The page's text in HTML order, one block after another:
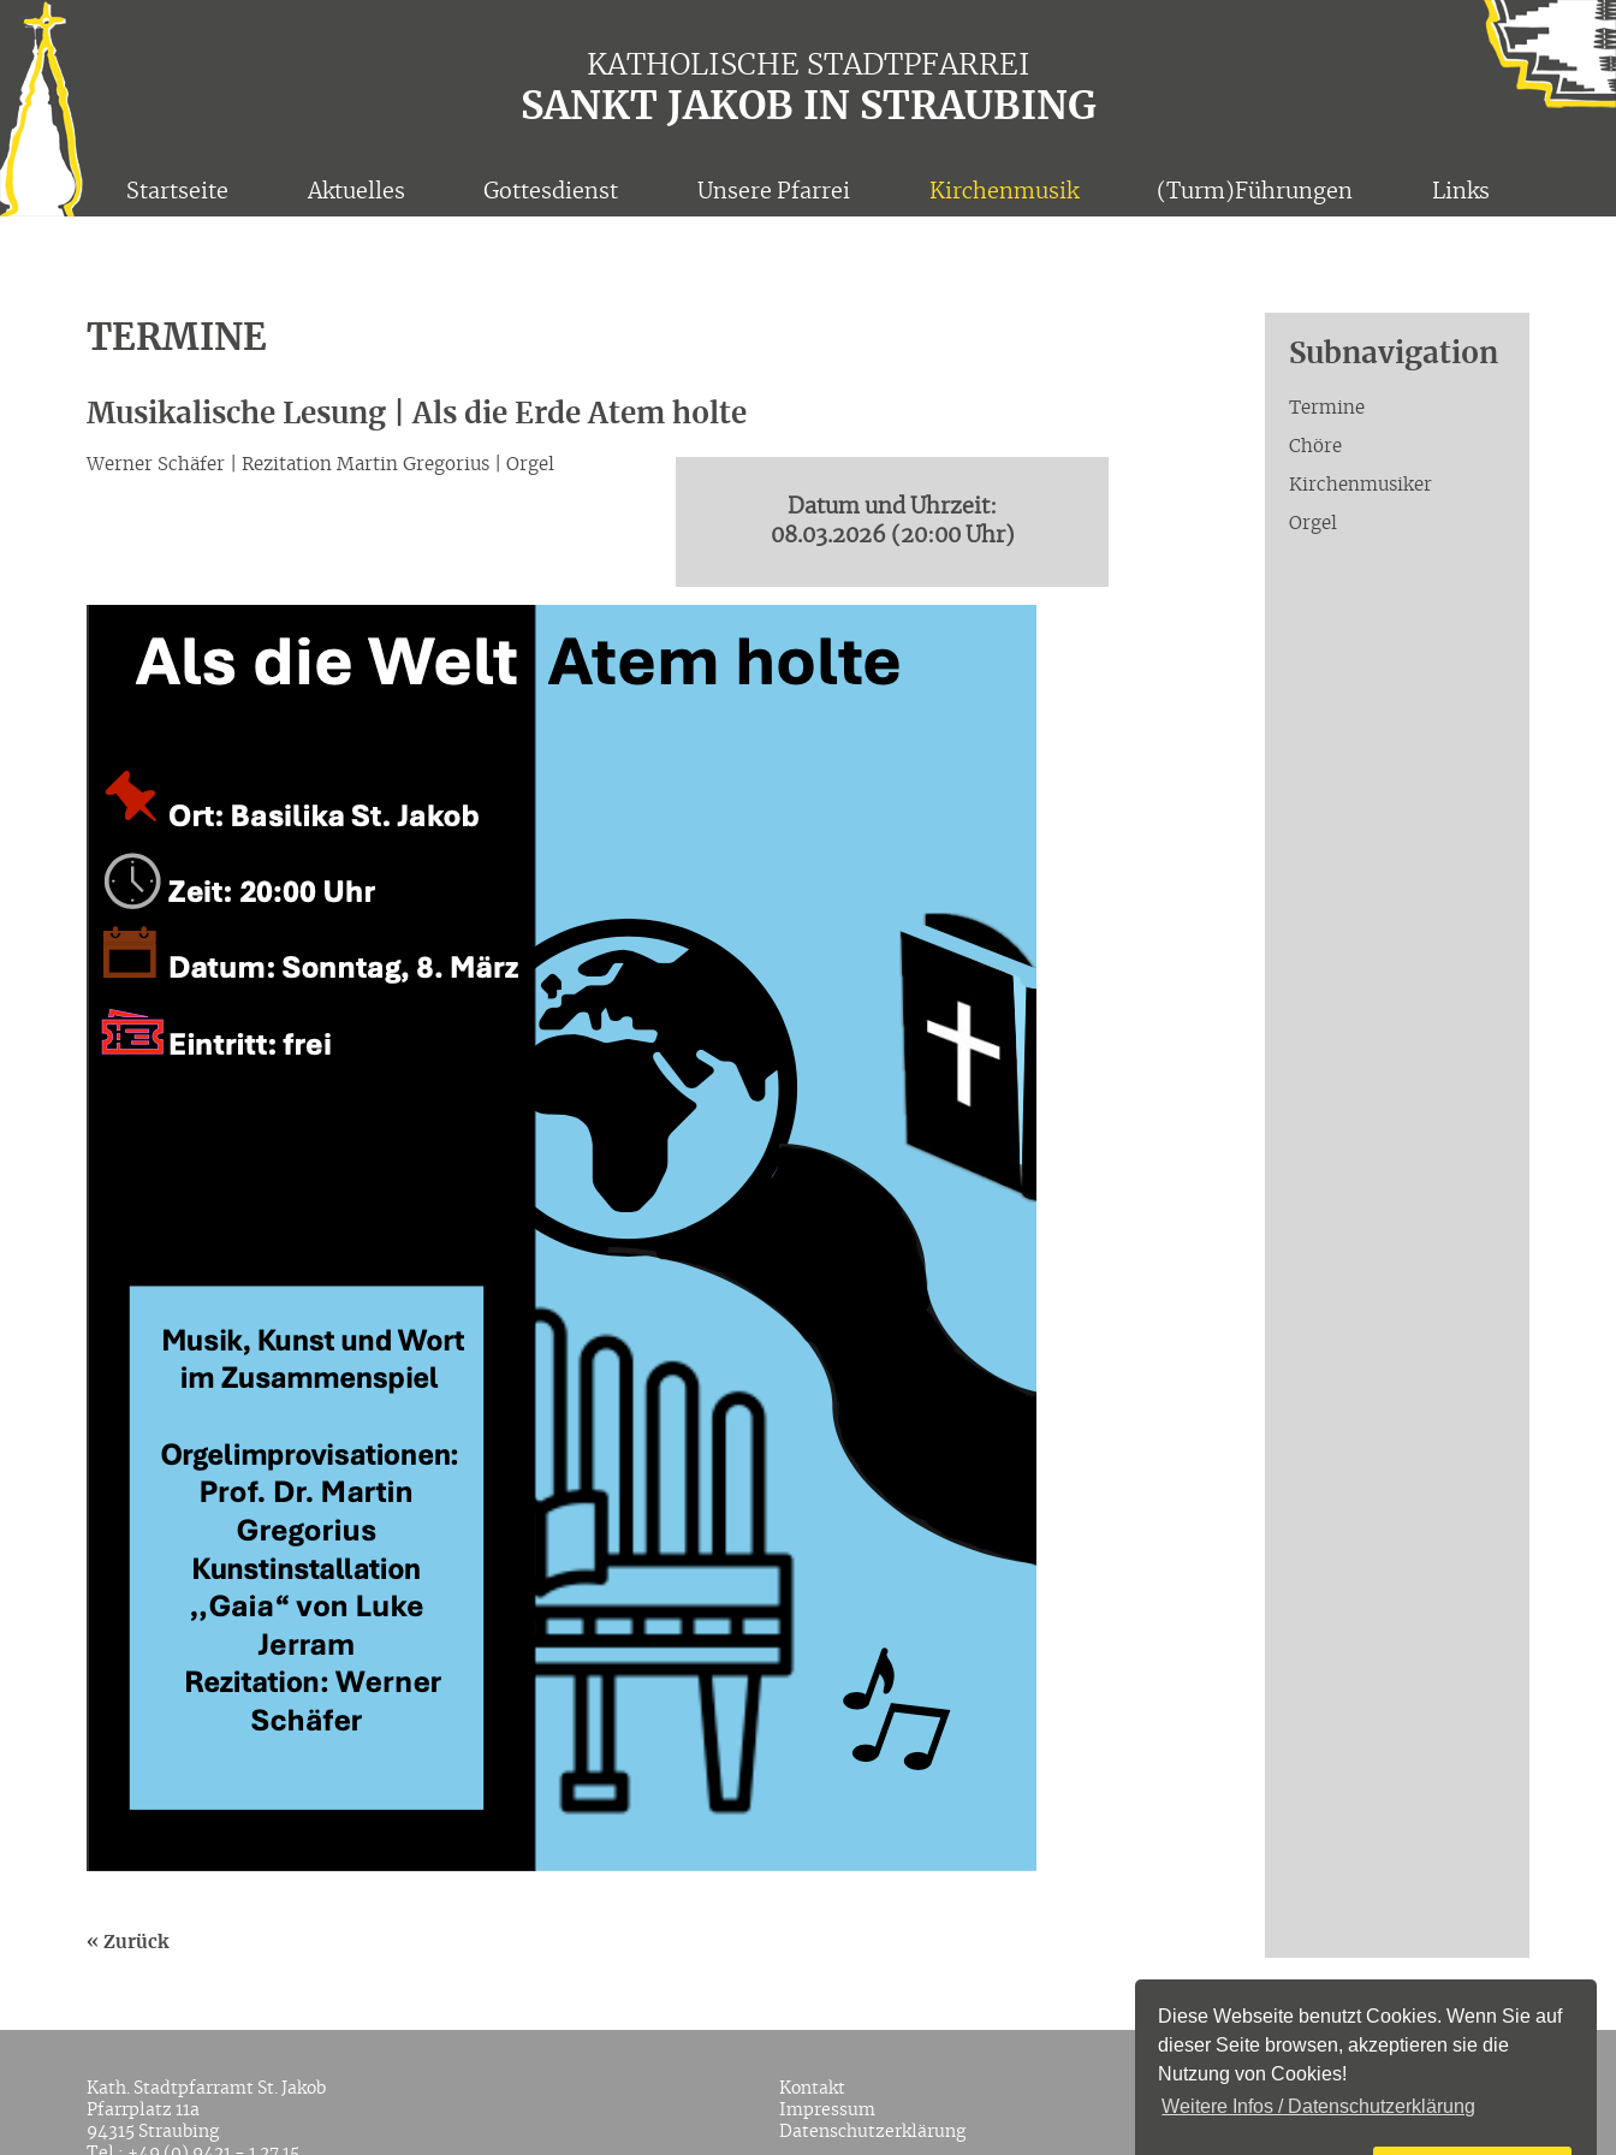
Diese Webseite benutzt Cookies. Wenn Sie auf
dieser Seite browsen, akzeptieren sie die
Nutzung von Cookies!
Weitere Infos / Datenschutzerklärung
KATHOLISCHE STADTPFARR­EI
SANKT JAKOB IN STRAUBING
Startseite Aktuelles Gottesdienst Unsere Pfarrei Kirchenmusik (Turm)Führungen Links
TERMINE
Musikalische Lesung | Als die Erde Atem holte
Datum und Uhrzeit:
08.03.2026 (20:00 Uhr)
Werner Schäfer | Rezitation Martin Gregorius | Orgel
« Zurück
Subnavigation
Termine
Chöre
Kirchenmusiker
Orgel
Kath. Stadtpfarramt St. Jakob
Pfarrplatz 11a
94315 Straubing
Kontakt
Impressum
Datenschutzerklärung
Pfarrei
St . Jakob